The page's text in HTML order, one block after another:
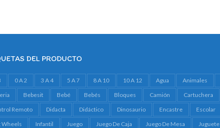
DEL PRODUCTO
0 A 2 3 A 4 5 A 7 8 A 10 10 A 12 Agua Animales
Bebesit Bebé Bebés Bloques Camión Cartuchera
Remoto
Didacta Didáctico Dinosaurio Encastre Escolar
Wheels
Infantil Juego Juego De Caja Juego De Mesa Juguete